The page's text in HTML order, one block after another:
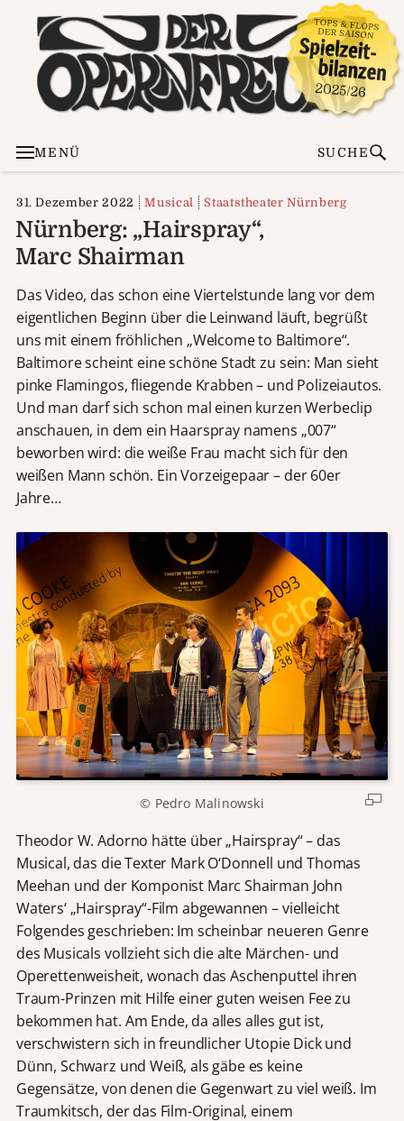
MENÜ SUCHE
31. Dezember 2022 Musical Staatstheater Nürnberg
Nürnberg: „Hairspray“,
Marc Shairman
Das Video, das schon eine Viertelstunde lang vor dem
eigentlichen Beginn über die Leinwand läuft, begrüßt
uns mit einem fröhlichen „Welcome to Baltimore“.
Baltimore scheint eine schöne Stadt zu sein: Man sieht
pinke Flamingos, fliegende Krabben – und Polizeiautos.
Und man darf sich schon mal einen kurzen Werbeclip
anschauen, in dem ein Haarspray namens „007“
beworben wird: die weiße Frau macht sich für den
weißen Mann schön. Ein Vorzeigepaar – der 60er
Jahre…
© Pedro Malinowski
Theodor W. Adorno hätte über „Hairspray“ – das
Musical, das die Texter Mark O‘Donnell und Thomas
Meehan und der Komponist Marc Shairman John
Waters‘ „Hairspray“-Film abgewannen – vielleicht
Folgendes geschrieben: Im scheinbar neueren Genre
des Musicals vollzieht sich die alte Märchen- und
Operettenweisheit, wonach das Aschenputtel ihren
Traum-Prinzen mit Hilfe einer guten weisen Fee zu
bekommen hat. Am Ende, da alles alles gut ist,
verschwistern sich in freundlicher Utopie Dick und
Dünn, Schwarz und Weiß, als gäbe es keine
Gegensätze, von denen die Gegenwart zu viel weiß. Im
Traumkitsch, der das Film-Original, einem